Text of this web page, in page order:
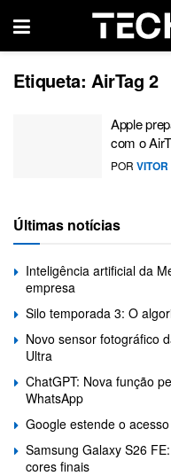
Etiqueta: AirTag 2
Apple
com o
POR
Últimas notícias
Inteligência artificial da
empresa
Silo temporada 3: O
Novo sensor fotográfico
Ultra
ChatGPT: Nova função
WhatsApp
Google estende o
Samsung Galaxy S26
cores finais